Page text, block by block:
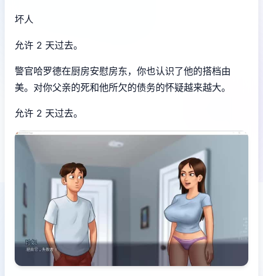
坏人
允许 2 天过去。
警官哈罗德在厨房安慰房东，你也认识了他的搭档由
美。对你父亲的死和他所欠的债务的怀疑越来越大。
允许 2 天过去。